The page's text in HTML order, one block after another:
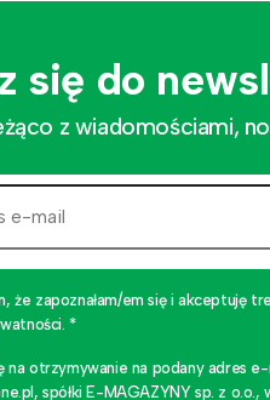
się do
z wiadomościami,
że zapoznałam/em się i akceptuję
*
na otrzymywanie na podany adres
spółki E-MAGAZYNY sp. z